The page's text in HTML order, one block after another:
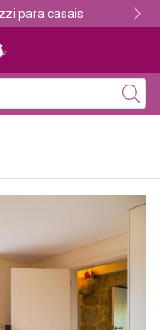
com jacuzzi